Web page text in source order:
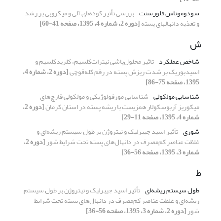
سودوموناس فلورسنت بررسی تأثیر کودهای آلی و میکروبی بر رشد
و تغذیه دانهالهای پسته[دوره 2، شماره 4، 1395، صفحه 41-60]
ش
شاخص عملکرد تاثیر محلول‌پاشی نیترات‎‌‌کلسیم، کلرید‌کلسیم و
اسید‌بوریک بر شدت ریزش پسته در رقم کله‌قوچی [دوره 2، شماره 4،
1395، صفحه 75-86]
شناسایی مولکولی شناسایی مورفولوژیکی و مولکولی قارچ‌های
میکوریز آربوسکولار همزیست با ریشه پسته در استان کرمان [دوره 2،
شماره 4، 1395، صفحه 11-29]
شوری تأثیر اسید جیبرلیک و نیتروژن بر طول سیستم ریشه‌ای و
غلظت عناصر کم‌مصرف در دانهال‌‌های پسته تحت شرایط شور [دوره 2،
شماره 3، 1395، صفحه 56-36]
ط
طول سیستم ریشه‌ای تأثیر اسید جیبرلیک و نیتروژن بر طول سیستم
ریشه‌ای و غلظت عناصر کم‌مصرف در دانهال‌‌های پسته تحت شرایط
شور[دوره 2، شماره 3، 1395، صفحه 56-36]